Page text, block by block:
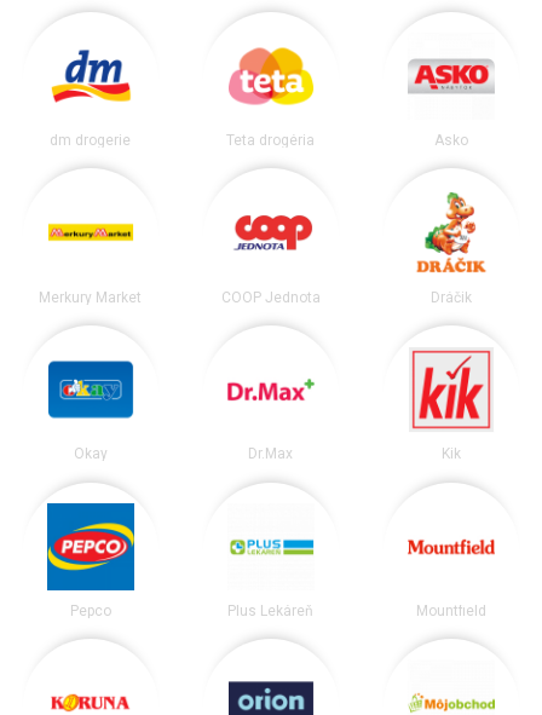
dm drogerie Teta drogéria Asko
Merkury Market COOP Jednota Dráčik
Okay Dr.Max Kik
Pepco Plus Lekáreň Mountfield